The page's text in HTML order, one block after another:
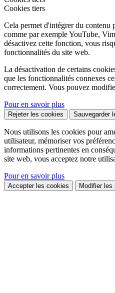
Cookies tiers
Cela permet d'intégrer du contenu
comme par exemple YouTube,
désactivez cette fonction, vous
fonctionnalités du site web.
La désactivation de certains
que les fonctionnalités connexes
correctement. Vous pouvez
Pour en savoir plus
Rejeter les cookies Sauvegarder
Nous utilisons les cookies pour
utilisateur, mémoriser vos
informations pertinentes en
site web, vous acceptez notre
Pour en savoir plus
Accepter les cookies Modifier les